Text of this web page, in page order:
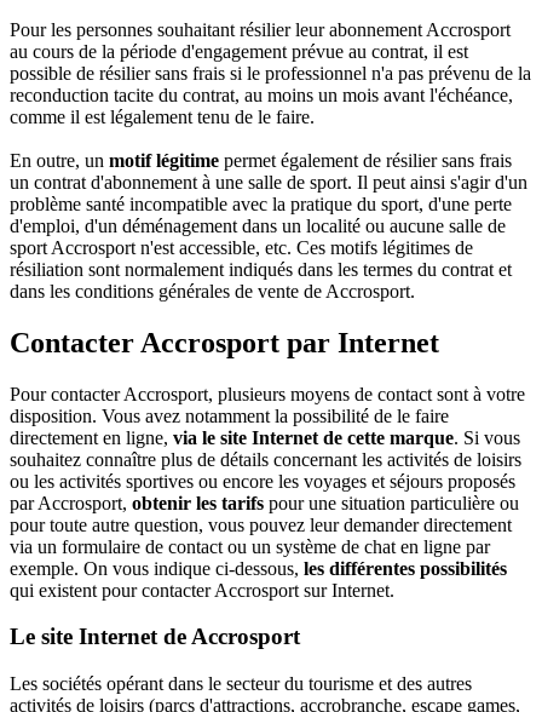
Pour les personnes souhaitant résilier leur abonnement Accrosport
au cours de la période d'engagement prévue au contrat, il est
possible de résilier sans frais si le professionnel n'a pas prévenu de la
reconduction tacite du contrat, au moins un mois avant l'échéance,
comme il est légalement tenu de le faire.
En outre, un motif légitime permet également de résilier sans frais
un contrat d'abonnement à une salle de sport. Il peut ainsi s'agir d'un
problème santé incompatible avec la pratique du sport, d'une perte
d'emploi, d'un déménagement dans un localité ou aucune salle de
sport Accrosport n'est accessible, etc. Ces motifs légitimes de
résiliation sont normalement indiqués dans les termes du contrat et
dans les conditions générales de vente de Accrosport.
Contacter Accrosport par Internet
Pour contacter Accrosport, plusieurs moyens de contact sont à votre
disposition. Vous avez notamment la possibilité de le faire
directement en ligne, via le site Internet de cette marque. Si vous
souhaitez connaître plus de détails concernant les activités de loisirs
ou les activités sportives ou encore les voyages et séjours proposés
par Accrosport, obtenir les tarifs pour une situation particulière ou
pour toute autre question, vous pouvez leur demander directement
via un formulaire de contact ou un système de chat en ligne par
exemple. On vous indique ci-dessous, les différentes possibilités
qui existent pour contacter Accrosport sur Internet.
Le site Internet de Accrosport
Les sociétés opérant dans le secteur du tourisme et des autres
activités de loisirs (parcs d'attractions, accrobranche, escape games,